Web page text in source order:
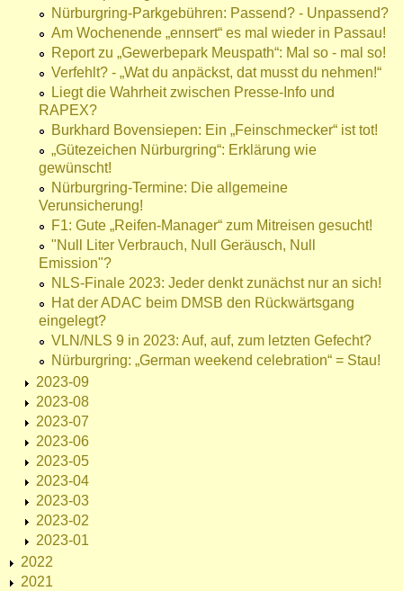
Nürburgring-Parkgebühren: Passend? - Unpassend?
Am Wochenende „ennsert“ es mal wieder in Passau!
Report zu „Gewerbepark Meuspath“: Mal so - mal so!
Verfehlt? - „Wat du anpäckst, dat musst du nehmen!“
Liegt die Wahrheit zwischen Presse-Info und
RAPEX?
Burkhard Bovensiepen: Ein „Feinschmecker“ ist tot!
„Gütezeichen Nürburgring“: Erklärung wie
gewünscht!
Nürburgring-Termine: Die allgemeine
Verunsicherung!
F1: Gute „Reifen-Manager“ zum Mitreisen gesucht!
"Null Liter Verbrauch, Null Geräusch, Null
Emission"?
NLS-Finale 2023: Jeder denkt zunächst nur an sich!
Hat der ADAC beim DMSB den Rückwärtsgang
eingelegt?
VLN/NLS 9 in 2023: Auf, auf, zum letzten Gefecht?
Nürburgring: „German weekend celebration“ = Stau!
2023-09
2023-08
2023-07
2023-06
2023-05
2023-04
2023-03
2023-02
2023-01
2022
2021